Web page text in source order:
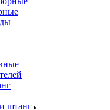
штанг